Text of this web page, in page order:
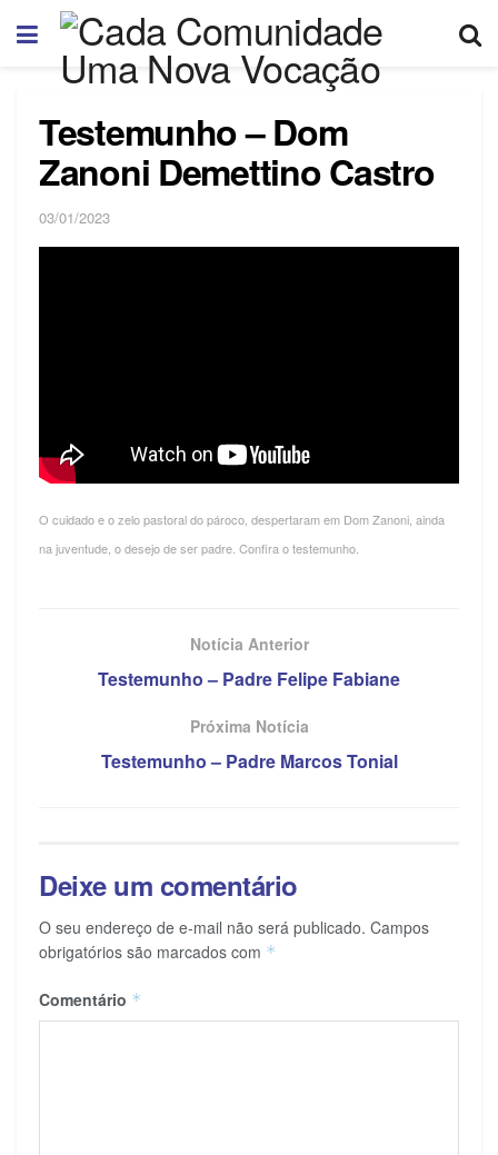
Testemunho – Dom
Zanoni Demettino Castro
03/01/2023
O cuidado e o zelo pastoral do pároco, despertaram em Dom Zanoni, ainda
na juventude, o desejo de ser padre. Confira o testemunho.
Notícia Anterior
Testemunho – Padre Felipe Fabiane
Próxima Notícia
Testemunho – Padre Marcos Tonial
Deixe um comentário
O seu endereço de e-mail não será publicado. Campos
obrigatórios são marcados com *
Comentário *